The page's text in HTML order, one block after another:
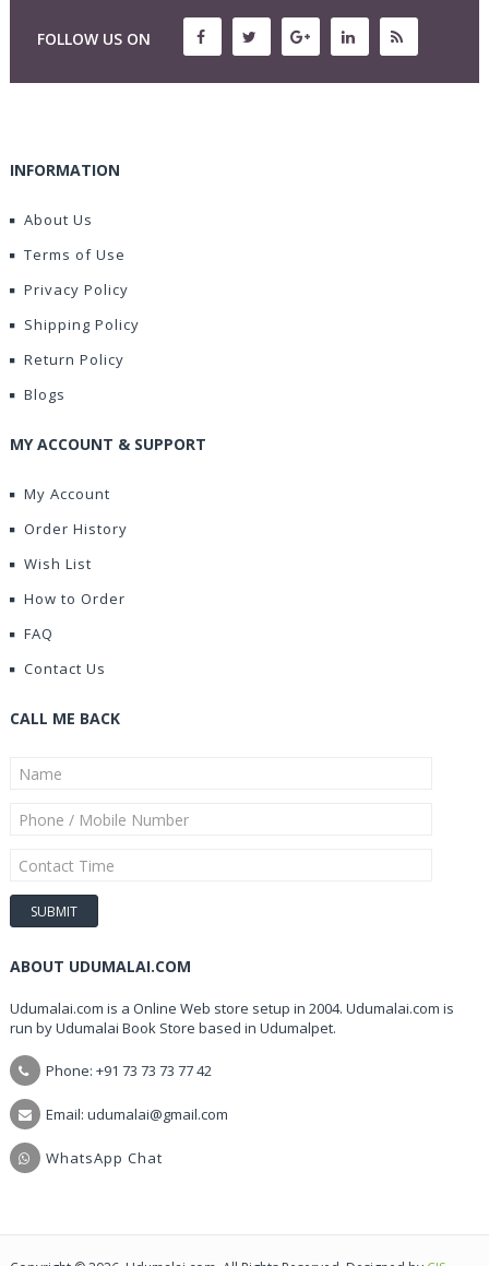
FOLLOW US ON
INFORMATION
About Us
Terms of Use
Privacy Policy
Shipping Policy
Return Policy
Blogs
MY ACCOUNT & SUPPORT
My Account
Order History
Wish List
How to Order
FAQ
Contact Us
CALL ME BACK
ABOUT UDUMALAI.COM
Udumalai.com is a Online Web store setup in 2004. Udumalai.com is
run by Udumalai Book Store based in Udumalpet.
Phone: +91 73 73 73 77 42
Email: udumalai@gmail.com
WhatsApp Chat